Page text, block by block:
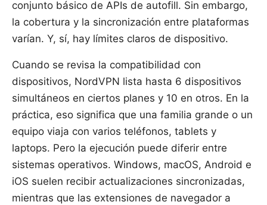
conjunto básico de APIs de autofill. Sin embargo,
la cobertura y la sincronización entre plataformas
varían. Y, sí, hay límites claros de dispositivo.
Cuando se revisa la compatibilidad con
dispositivos, NordVPN lista hasta 6 dispositivos
simultáneos en ciertos planes y 10 en otros. En la
práctica, eso significa que una familia grande o un
equipo viaja con varios teléfonos, tablets y
laptops. Pero la ejecución puede diferir entre
sistemas operativos. Windows, macOS, Android e
iOS suelen recibir actualizaciones sincronizadas,
mientras que las extensiones de navegador a